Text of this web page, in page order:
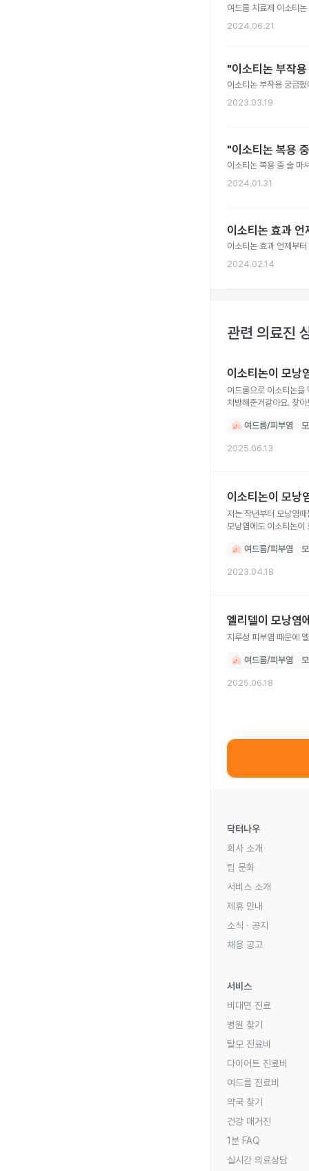
여드름 치료제 이소티
2024.06.21
"이소티논 부작
이소티논 부작용 궁금
2023.03.19
"이소티논 복용
이소티논 복용 중 술 마
2024.01.31
이소티논 효과
이소티논 효과 언제부
2024.02.14
관련 의료진
이소티논이 모낭
여드름으로 이소티논을
처방해준거같아요. 찾아보니깐 제 증상이 모낭염 증상과 더 가까운거같은데 이소티논 먹어도 모낭염 증상이 완화될까요? 그리고 한달치
여드름/피부염
2025.06.13
이소티논이 모낭
저는 작년부터 모낭염
모낭염에도 이소티논이
여드름/피부염
2023.04.18
엘리델이 모낭염
지루성 피부염 때문에
여드름/피부염
2025.06.18
닥터나우
회사 소개
팀 문화
서비스 소개
제휴 안내
소식 · 공지
채용 공고
서비스
비대면 진료
병원 찾기
탈모 진료비
다이어트 진료비
여드름 진료비
약국 찾기
건강 매거진
1분 FAQ
실시간 의료상담